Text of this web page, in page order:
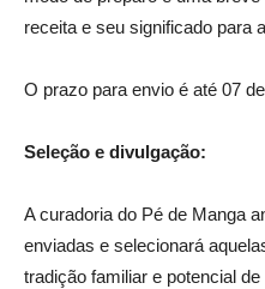
receita e seu significado para
O prazo para envio é até 07
Seleção e divulgação:
A curadoria do Pé de Manga
enviadas e selecionará
tradição familiar e potencial